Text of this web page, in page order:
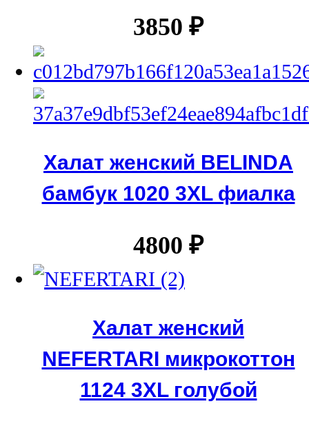
3850 ₽
Халат женский BELINDA
бамбук 1020 3XL фиалка
4800 ₽
Халат женский
NEFERTARI микрокоттон
1124 3XL голубой